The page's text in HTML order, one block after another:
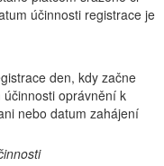
účinnosti registrace je
den, kdy začne
oprávnění k
nebo datum zahájení